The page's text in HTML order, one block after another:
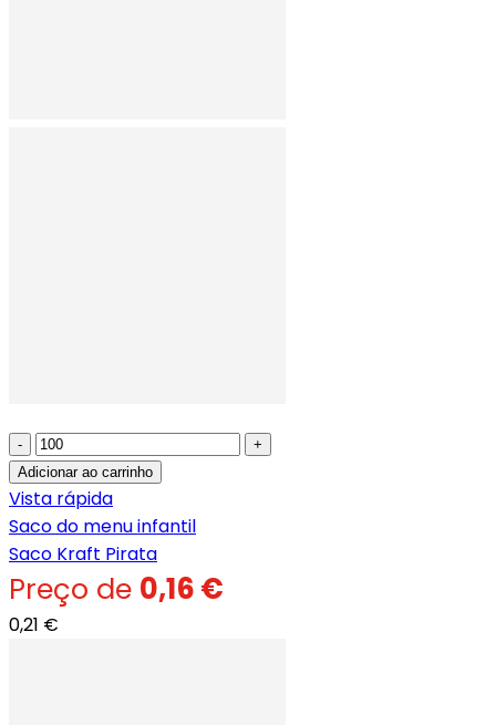
-
+
Adicionar ao carrinho
Vista rápida
Saco do menu infantil
Saco Kraft Pirata
Preço de 0,16 €
0,21 €